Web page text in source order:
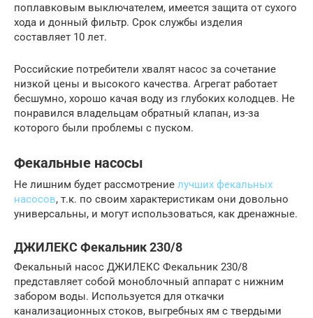
поплавковым выключателем, имеется защита от сухого
хода и донный фильтр. Срок службы изделия
составляет 10 лет.
Российские потребители хвалят насос за сочетание
низкой цены и высокого качества. Агрегат работает
бесшумно, хорошо качая воду из глубоких колодцев. Не
понравился владельцам обратный клапан, из-за
которого были проблемы с пуском.
Фекальные насосы
Не лишним будет рассмотрение лучших фекальных
насосов, т.к. по своим характеристикам они довольно
универсальны, и могут использоваться, как дренажные.
ДЖИЛЕКС Фекальник 230/8
Фекальный насос ДЖИЛЕКС Фекальник 230/8
представляет собой моноблочный аппарат с нижним
забором воды. Используется для откачки
канализационных стоков, выгребных ям с твердыми